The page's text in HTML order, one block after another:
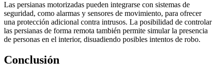
Las persianas motorizadas pueden integrarse con sistemas de
seguridad, como alarmas y sensores de movimiento, para ofrecer
una protección adicional contra intrusos. La posibilidad de controlar
las persianas de forma remota también permite simular la presencia
de personas en el interior, disuadiendo posibles intentos de robo.
Conclusión